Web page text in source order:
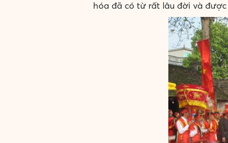
hóa đã có từ rất lâu đời và